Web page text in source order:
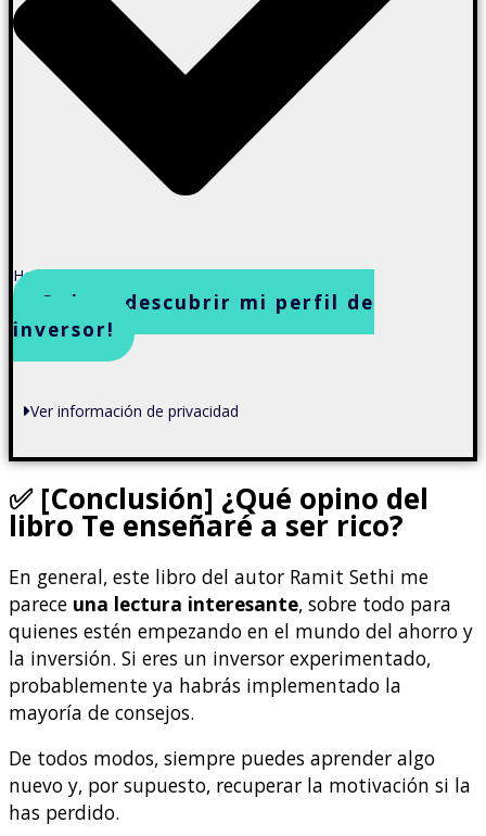
He leído y acepto la política de privacidad
¡Quiero descubrir mi perfil de
inversor!
Ver información de privacidad
✅[Conclusión] ¿Qué opino del
libro Te enseñaré a ser rico?
En general, este libro del autor Ramit Sethi me
parece una lectura interesante, sobre todo para
quienes estén empezando en el mundo del ahorro y
la inversión. Si eres un inversor experimentado,
probablemente ya habrás implementado la
mayoría de consejos.
De todos modos, siempre puedes aprender algo
nuevo y, por supuesto, recuperar la motivación si la
has perdido.